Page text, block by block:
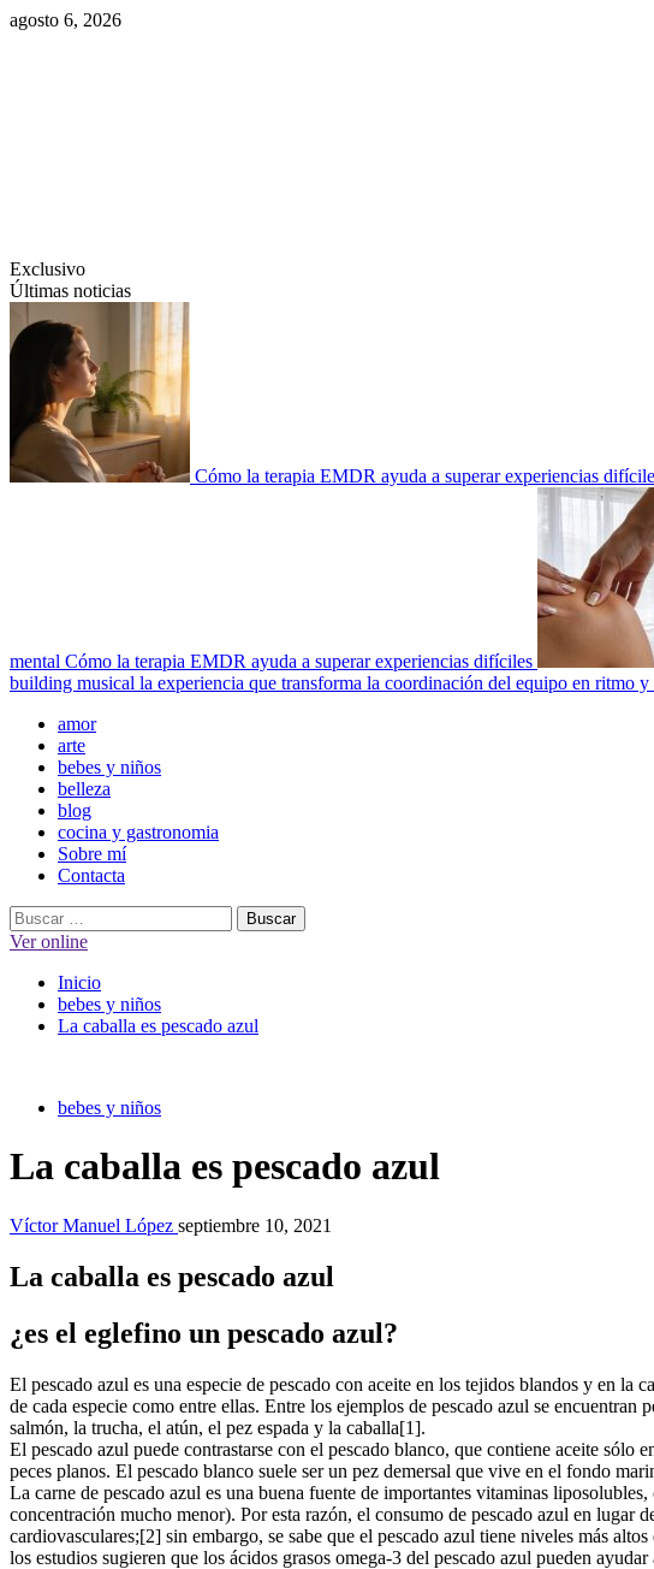
Saltar
agosto 6, 2026
Exclusivo
Últimas noticias
Cómo la terapia EMDR ayuda a superar experiencias
mental Cómo la terapia EMDR ayuda a superar experiencias difíciles
building musical la experiencia que transforma la coordinación del equipo en ritmo y
Menú
principal
amor
arte
bebes y niños
belleza
blog
cocina y gastronomia
Sobre mí
Contacta
Buscar:
Ver online
Inicio
bebes y niños
La caballa es pescado azul
bebes y niños
La caballa es pescado azul
Víctor Manuel López septiembre 10, 2021
La caballa es pescado azul
¿es el eglefino un pescado azul?
El pescado azul es una especie de pescado con aceite en los tejidos blandos y en
de cada especie como entre ellas. Entre los ejemplos de pescado azul se
salmón, la trucha, el atún, el pez espada y la caballa[1].
El pescado azul puede contrastarse con el pescado blanco, que contiene aceite
peces planos. El pescado blanco suele ser un pez demersal que vive en el fondo
La carne de pescado azul es una buena fuente de importantes vitaminas
concentración mucho menor). Por esta razón, el consumo de pescado azul en lugar
cardiovasculares;[2] sin embargo, se sabe que el pescado azul tiene niveles más
los estudios sugieren que los ácidos grasos omega-3 del pescado azul pueden